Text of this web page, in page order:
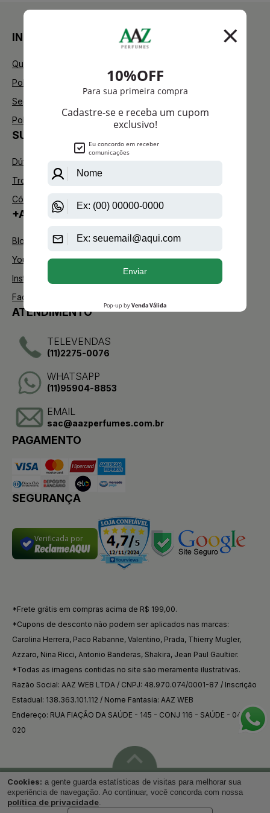
INSTITUCIONAL
Quem Somos
Política de Privacidade
Segurança
Política de Troca
SUPORTE
Dúvidas Frequentes
Trocas e Devoluções
Código de defesa do consumidor
+AAZ PERFUMES
Blog
Youtube
Instagram
Facebook
ATENDIMENTO
TELEVENDAS
(11)2275-0076
WHATSAPP
(11)95904-8853
EMAIL
sac@aazperfumes.com.br
PAGAMENTO
SEGURANÇA
Verificada por
*Frete grátis em compras acima de R$ 199,00.
*Cupons de desconto não podem ser aplicados nas marcas:
Carolina Herrera, Paco Rabanne, Valentino, Prada, Thierry Mugler,
Azzaro, Nina Ricci, Antonio Banderas, Shakira, Jean Paul Gaultier.
*Todas as imagens contidas no site são meramente ilustrativas.
Razão Social: AAZ WEB LTDA / CNPJ: 48.970.074/0001-87 / Inscrição
Estadual: 138.363.101.112 / Nome Fantasia: AAZ WEB
Endereço: RUA FIAÇÃO DA SAÚDE - 145 - CONJ 116 - SAÚDE - 04144-
020
Voltar ao topo
Cookies: a gente guarda estatísticas de visitas para melhorar sua
experiência de navegação. Ao continuar, você concorda com nossa
política de privacidade.